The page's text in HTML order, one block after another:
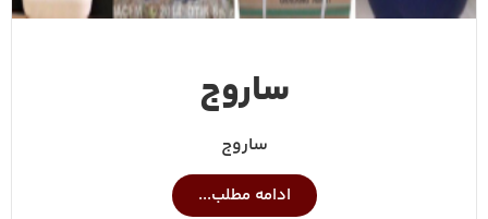
ساروج
ساروج
ادامه مطلب...